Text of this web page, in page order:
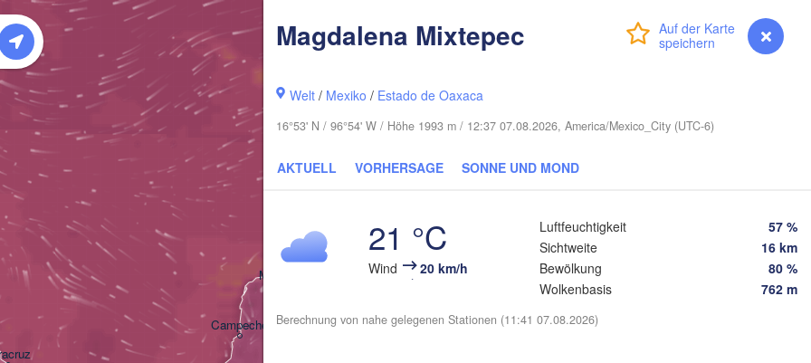
Anmelden myVentusky Vorhersage
Magdalena Mixtepec
Welt / Mexiko / Estado de Oaxaca
16°53' N / 96°54' W / Höhe 1993 m / 12:37 07.08.2026, America/Mexico_City (UTC-6)
AKTUELL VORHERSAGE SONNE UND MOND
21 °C
Wind 20 km/h
Luftfeuchtigkeit
57 %
Sichtweite
16 km
Bewölkung
80 %
Wolkenbasis
762 m
Berechnung von nahe gelegenen Stationen (11:41 07.08.2026)
Campeche
La Habana
Mérida Cancún
Camagüey